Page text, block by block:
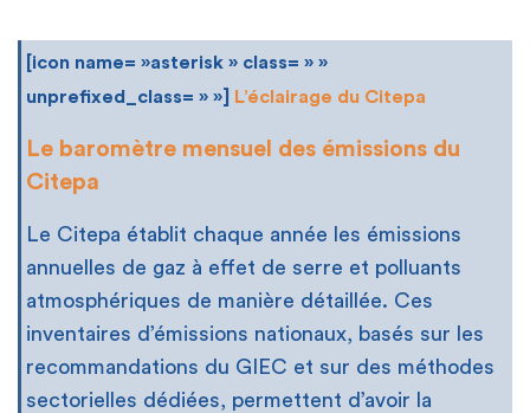
[icon name= »asterisk » class= » »
unprefixed_class= » »]
L’éclairage du Citepa
Le baromètre mensuel des émissions du
Citepa
Le Citepa établit chaque année les émissions
annuelles de gaz à effet de serre et polluants
atmosphériques de manière détaillée. Ces
inventaires d’émissions nationaux, basés sur les
recommandations du GIEC et sur des méthodes
sectorielles dédiées, permettent d’avoir la